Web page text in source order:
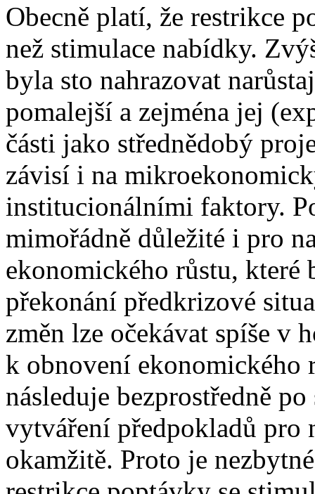
Obecně platí, že restrikce
než stimulace nabídky.
byla sto nahrazovat
pomalejší a zejména jej
části jako střednědobý
závisí i na
institucionálními faktory.
mimořádně důležité i pro
ekonomického růstu, které
překonání předkrizové
změn lze očekávat spíše v
k obnovení ekonomického
následuje bezprostředně
vytváření předpokladů pro
okamžitě. Proto je